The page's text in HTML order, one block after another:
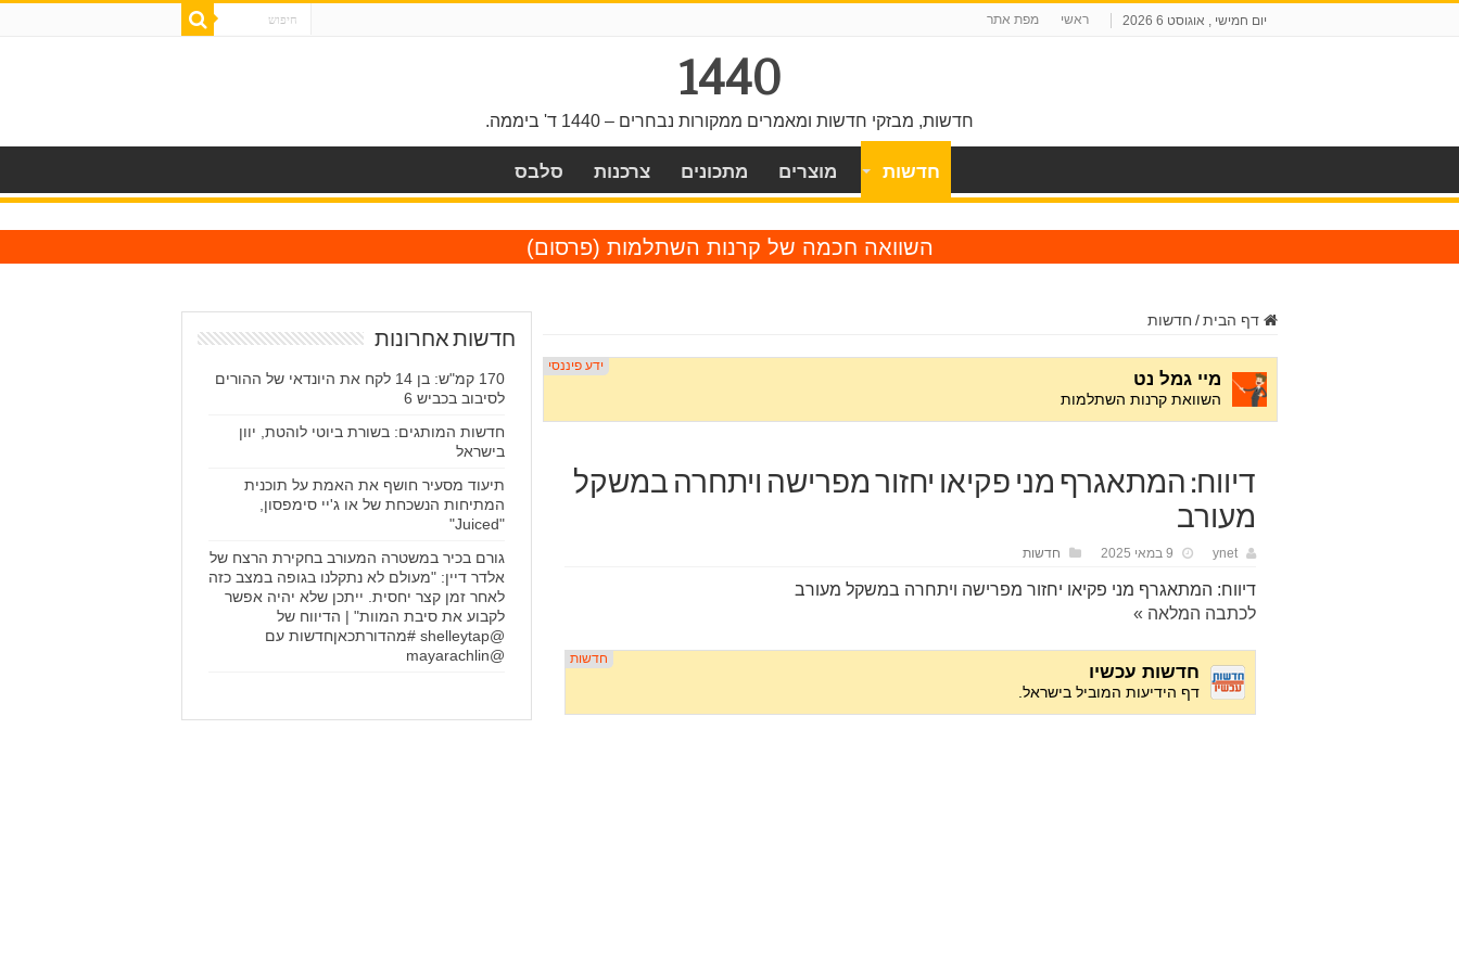
יום חמישי , אוגוסט 6 2026 ראשי מפת אתר
1440
חדשות, מבזקי חדשות ומאמרים ממקורות נבחרים – 1440 ד' ביממה.
חדשות מוצרים מתכונים צרכנות סלבס
השוואה חכמה של קרנות השתלמות (פרסום)
דף הבית/ חדשות
דיווח: המתאגרף מני פקיאו יחזור מפרישה ויתחרה במשקל
מעורב
ynet 9 במאי 2025 חדשות
דיווח: המתאגרף מני פקיאו יחזור מפרישה ויתחרה במשקל מעורב
לכתבה המלאה »
חדשות אחרונות
170 קמ"ש: בן 14 לקח את היונדאי של ההורים
לסיבוב בכביש 6
חדשות המותגים: בשורת ביוטי לוהטת, יוון
בישראל
תיעוד מסעיר חושף את האמת על תוכנית
המתיחות הנשכחת של או ג'יי סימפסון,
"Juiced"
גורם בכיר במשטרה המעורב בחקירת הרצח של
אלדר דיין: "מעולם לא נתקלנו בגופה במצב כזה
לאחר זמן קצר יחסית. ייתכן שלא יהיה אפשר
לקבוע את סיבת המוות" | הדיווח של
@shelleytap #מהדורתכאןחדשות עם
@mayarachlin